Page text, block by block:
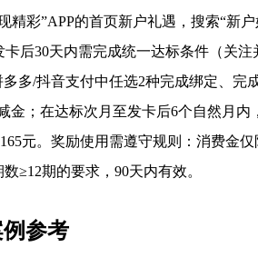
精彩”APP的首页新户礼遇，搜索“新
卡后30天内需完成统一达标条件（关
多/抖音支付中任选2种完成绑定、
金；在达标次月至发卡后6个自然月
元。奖励使用需遵守规则：消费金
≥12期的要求，90天内有效。
参考